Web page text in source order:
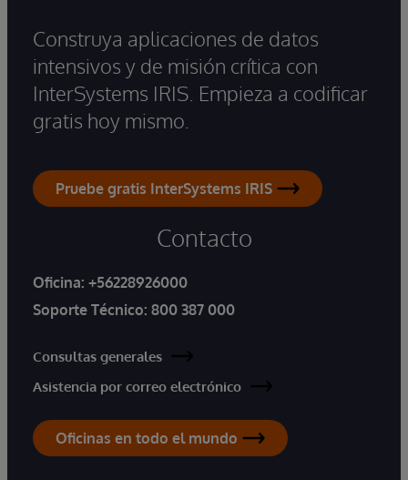
Construya aplicaciones de datos
intensivos y de misión crítica con
InterSystems IRIS. Empieza a codificar
gratis hoy mismo.
Pruebe gratis InterSystems IRIS
Contacto
Oficina: +56228926000
Soporte Técnico: 800 387 000
Consultas generales
Asistencia por correo electrónico
Oficinas en todo el mundo